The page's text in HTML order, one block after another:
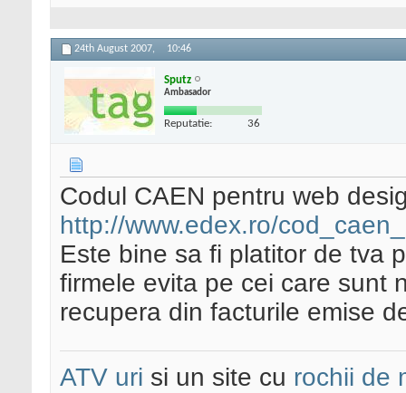
24th August 2007, 10:46
Sputz
Ambasador
Reputatie: 36
Codul CAEN pentru web
http://www.edex.ro/
Este bine sa fi platitor de tva
firmele evita pe cei care sunt
recupera din facturile emise
ATV uri si un site cu rochii de